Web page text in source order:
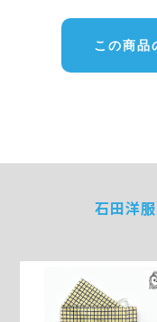
この商品
石田洋